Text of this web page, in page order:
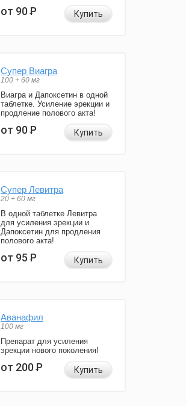
от 90Р Купить
Супер Виагра
100 + 60 мг
Виагра и Дапоксетин в одной
таблетке. Усиление эрекции и
продление полового акта!
от 90Р Купить
Супер Левитра
20 + 60 мг
В одной таблетке Левитра
для усиления эрекции и
Дапоксетин для продления
полового акта!
от 95Р Купить
Аванафил
100 мг
Препарат для усиления
эрекции нового поколения!
от 200Р Купить